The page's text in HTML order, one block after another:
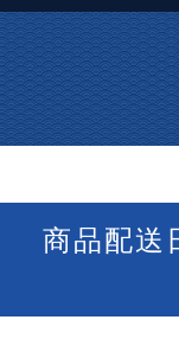
商品配送